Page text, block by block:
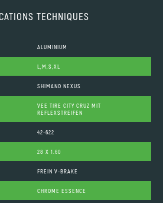
TECHNIQUES
ALUMINIUM
L,M,S,XL
SHIMANO NEXUS
VEE TIRE CITY CRUZ MIT
REFLEXSTREIFEN
42-622
28 X 1.60
FREIN V-BRAKE
CHROME ESSENCE